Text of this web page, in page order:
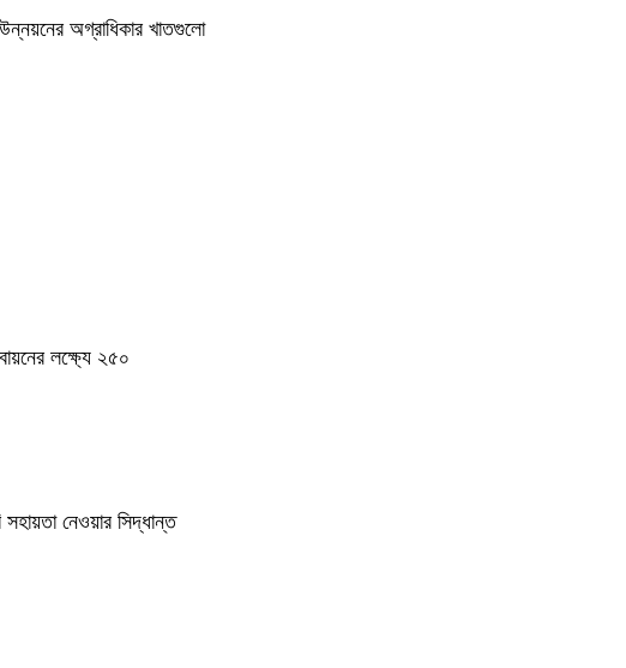
উন্নয়নের অগ্রাধিকার খাতগুলো
লক্ষ্যে ২৫০
নেওয়ার সিদ্ধান্ত